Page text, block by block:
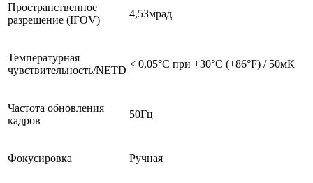
Пространственное
разрешение (IFOV)
4,53мрад
Температурная
чувствительность/NETD
< 0,05°C при +30°C (+86°F) / 50мК
Частота обновления
кадров
50Гц
Фокусировка Ручная